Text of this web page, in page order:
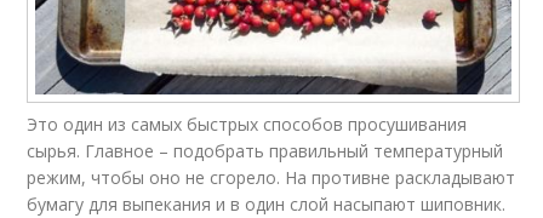
Это один из самых быстрых способов просушивания
сырья. Главное – подобрать правильный температурный
режим, чтобы оно не сгорело. На противне раскладывают
бумагу для выпекания и в один слой насыпают шиповник.